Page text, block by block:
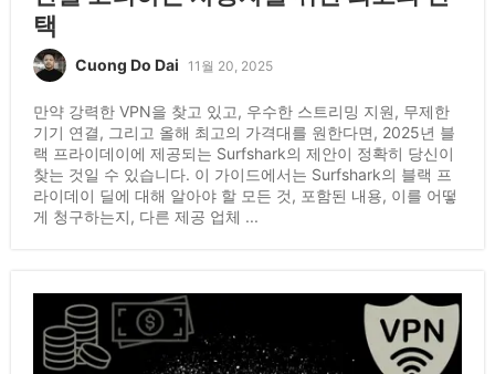
택
Cuong Do Dai 11월 20, 2025
만약 강력한 VPN을 찾고 있고, 우수한 스트리밍 지원, 무제한
기기 연결, 그리고 올해 최고의 가격대를 원한다면, 2025년 블
랙 프라이데이에 제공되는 Surfshark의 제안이 정확히 당신이
찾는 것일 수 있습니다. 이 가이드에서는 Surfshark의 블랙 프
라이데이 딜에 대해 알아야 할 모든 것, 포함된 내용, 이를 어떻
게 청구하는지, 다른 제공 업체 ...